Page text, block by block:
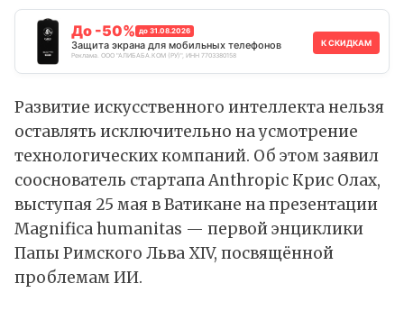
До -50% до 31.08.2026
Защита экрана для мобильных телефонов
Реклама. ООО "АЛИБАБА.КОМ (РУ)", ИНН 7703380158
К СКИДКАМ
Развитие искусственного интеллекта нельзя
оставлять исключительно на усмотрение
технологических компаний. Об этом заявил
сооснователь стартапа Anthropic Крис Олах,
выступая 25 мая в Ватикане на презентации
Magnifica humanitas — первой энциклики
Папы Римского Льва XIV, посвящённой
проблемам ИИ.